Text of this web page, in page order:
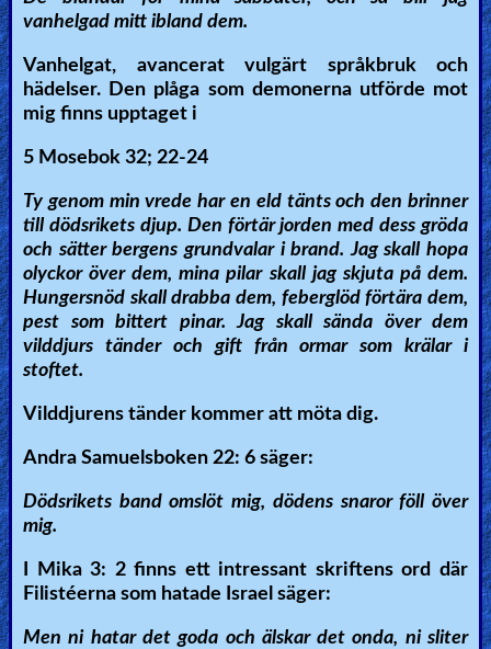
vanhelgad mitt ibland dem.
Vanhelgat, avancerat vulgärt språkbruk och
hädelser. Den plåga som demonerna utförde mot
mig finns upptaget i
5 Mosebok 32; 22-24
Ty genom min vrede har en eld tänts och den brinner
till dödsrikets djup. Den förtär jorden med dess gröda
och sätter bergens grundvalar i brand. Jag skall hopa
olyckor över dem, mina pilar skall jag skjuta på dem.
Hungersnöd skall drabba dem, feberglöd förtära dem,
pest som bittert pinar. Jag skall sända över dem
vilddjurs tänder och gift från ormar som krälar i
stoftet.
Vilddjurens tänder kommer att möta dig.
Andra Samuelsboken 22: 6 säger:
Dödsrikets band omslöt mig, dödens snaror föll över
mig.
I Mika 3: 2 finns ett intressant skriftens ord där
Filistéerna som hatade Israel säger:
Men ni hatar det goda och älskar det onda, ni sliter